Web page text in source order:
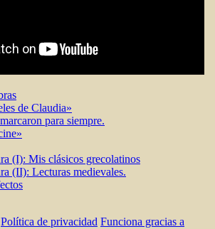
de Claudia»
para siempre.
(I): Mis clásicos grecolatinos
(II): Lecturas medievales.
Política de privacidad Funciona gracias a